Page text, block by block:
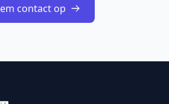
contact op